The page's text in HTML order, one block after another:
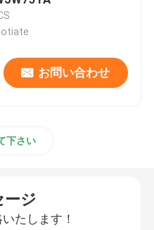
ル
ク スイッチ
バー
お問い合わせ
下さい
ージ
たします！